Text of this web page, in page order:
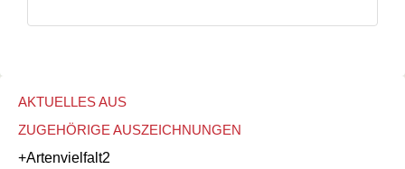
AKTUELLES AUS
ZUGEHÖRIGE AUSZEICHNUNGEN
+Artenvielfalt2